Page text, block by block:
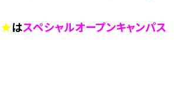
★はスペシャルオープンキャンパス